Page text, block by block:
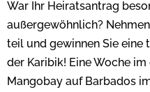
War Ihr Heiratsantrag
außergewöhnlich?
teil und gewinnen Sie
der Karibik! Eine Woche
Mangobay auf Barbados